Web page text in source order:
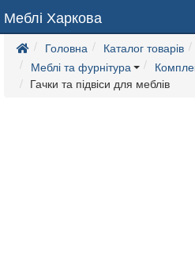
Меблі Харкова
Головна Каталог товарів
Меблі та фурнітура
Гачки та підвіси для меблів